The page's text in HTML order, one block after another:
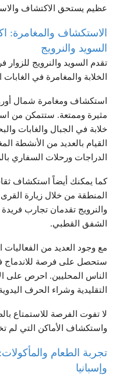
عظيم يستحق الاكتشاف
الاستكشاف
السويد والنرويج
تقدم السويد والنرويج
الخلابة والمغامرة في
استكشاف ومغامرة شمال
مثيرة وممتعة. ستتمكن من
خلابة في الجبال والغابات
القيام بالعديد من الأنشطة
الدراجات ورحلات السفاري
كما يمكنك أيضاً استكشاف
المنطقة من خلال زيارة
والنرويج تقدمان تجارب
الشفق القطبي.
مع وجود العديد من الفعاليات
ستحصل على فرصة للاندماج
الناس المحليين. احرص على
التقليدية وشراء الحرف
لا تفوت الفرصة للاستمتاع
واستكشاف الأماكن التي لم
تجربة الطعام
وإسبانيا